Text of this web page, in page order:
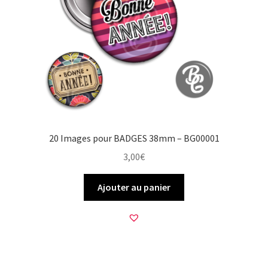
20 Images pour BADGES 38mm – BG00001
3,00€
Ajouter au panier